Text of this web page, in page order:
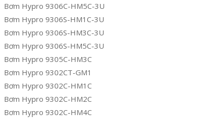
Bơm Hypro 9306C-HM5C-3U
Bơm Hypro 9306S-HM1C-3U
Bơm Hypro 9306S-HM3C-3U
Bơm Hypro 9306S-HM5C-3U
Bơm Hypro 9305C-HM3C
Bơm Hypro 9302CT-GM1
Bơm Hypro 9302C-HM1C
Bơm Hypro 9302C-HM2C
Bơm Hypro 9302C-HM4C